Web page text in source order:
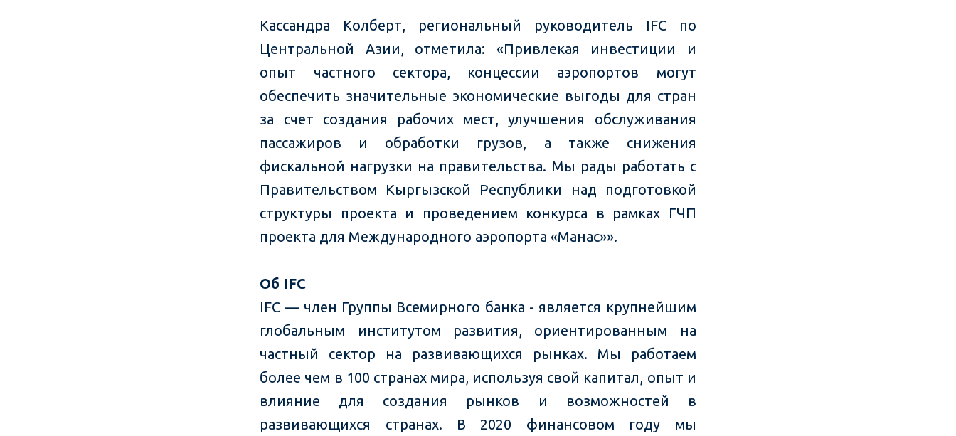
Кассандра Колберт, региональный руководитель IFC по
Центральной Азии, отметила: «Привлекая инвестиции и
опыт частного сектора, концессии аэропортов могут
обеспечить значительные экономические выгоды для стран
за счет создания рабочих мест, улучшения обслуживания
пассажиров и обработки грузов, а также снижения
фискальной нагрузки на правительства. Мы рады работать с
Правительством Кыргызской Республики над подготовкой
структуры проекта и проведением конкурса в рамках ГЧП
проекта для Международного аэропорта «Манас»».
Об IFC
IFC — член Группы Всемирного банка - является крупнейшим
глобальным институтом развития, ориентированным на
частный сектор на развивающихся рынках. Мы работаем
более чем в 100 странах мира, используя свой капитал, опыт и
влияние для создания рынков и возможностей в
развивающихся странах. В 2020 финансовом году мы